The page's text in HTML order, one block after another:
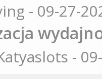
- 09-27-
-